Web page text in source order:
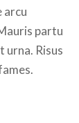
arcu
partu
urna. Risus